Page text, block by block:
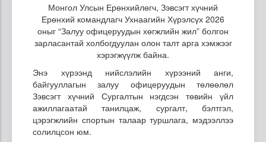
Монгол Улсын Ерөнхийлөгч, Зэвсэгт хүчний
Ерөнхий командлагч Ухнаагийн Хүрэлсүх 2026
оныг “Залуу офицеруудын хөгжлийн жил” болгон
зарласантай холбогдуулан олон талт арга хэмжээг
хэрэгжүүлж байна.
Энэ хүрээнд нийслэлийн хүрээний анги,
байгууллагын залуу офицеруудын төлөөлөл
Зэвсэгт хүчний Сургалтын нэгдсэн төвийн үйл
ажиллагаатай танилцаж, сургалт, бэлтгэл,
цэрэгжлийн спортын талаар туршлага, мэдээллээ
солилцсон юм.